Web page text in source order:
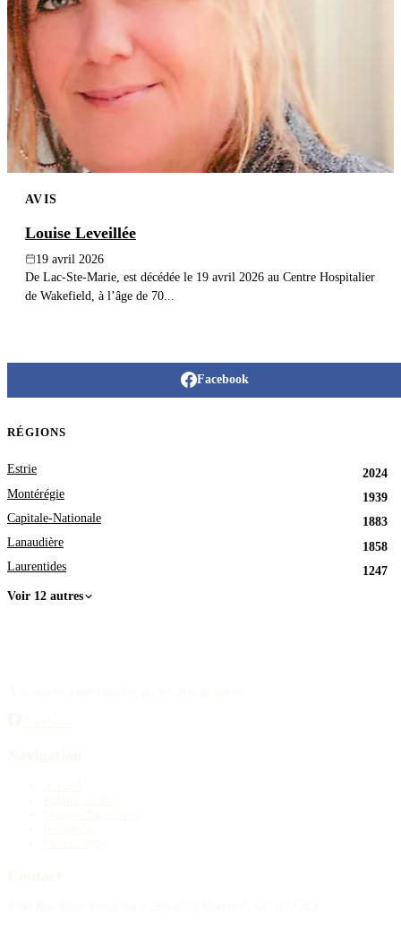
AVIS
Louise Leveillée
19 avril 2026
De Lac-Ste-Marie, est décédée le 19 avril 2026 au Centre Hospitalier
de Wakefield, à l’âge de 70...
Facebook
RÉGIONS
Estrie
2024
Montérégie
1939
Capitale-Nationale
1883
Lanaudière
1858
Laurentides
1247
Voir 12 autres